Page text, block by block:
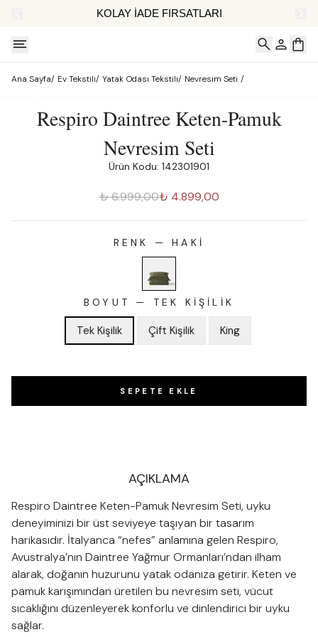
KOLAY İADE FIRSATLARI
Ana Sayfa/ Ev Tekstili/ Yatak Odası Tekstili/ Nevresim Seti /
Respiro Daintree Keten-Pamuk
Nevresim Seti
Ürün Kodu: 142301901
₺ 6.999,00₺ 4.899,00
RENK — HAKI
BOYUT — TEK KIŞILIK
Tek Kişilik Çift Kişilik King
SEPETE EKLE
AÇIKLAMA
Respiro Daintree Keten-Pamuk Nevresim Seti, uyku
deneyiminizi bir üst seviyeye taşıyan bir tasarım
harikasıdır. İtalyanca “nefes” anlamına gelen Respiro,
Avustralya’nın Daintree Yağmur Ormanları’ndan ilham
alarak, doğanın huzurunu yatak odanıza getirir. Keten ve
pamuk karışımından üretilen bu nevresim seti, vücut
sıcaklığını düzenleyerek konforlu ve dinlendirici bir uyku
sağlar.